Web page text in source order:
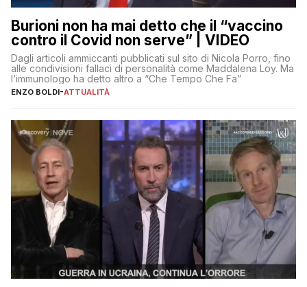
Burioni non ha mai detto che il “vaccino
contro il Covid non serve” | VIDEO
Dagli articoli ammiccanti pubblicati sul sito di Nicola Porro, fino
alle condivisioni fallaci di personalità come Maddalena Loy. Ma
l’immunologo ha detto altro a “Che Tempo Che Fa”
ENZO BOLDI-ATTUALITÀ